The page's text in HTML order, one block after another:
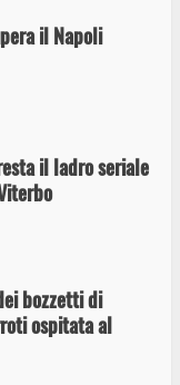
il Napoli
il ladro seriale
bozzetti di
ospitata al